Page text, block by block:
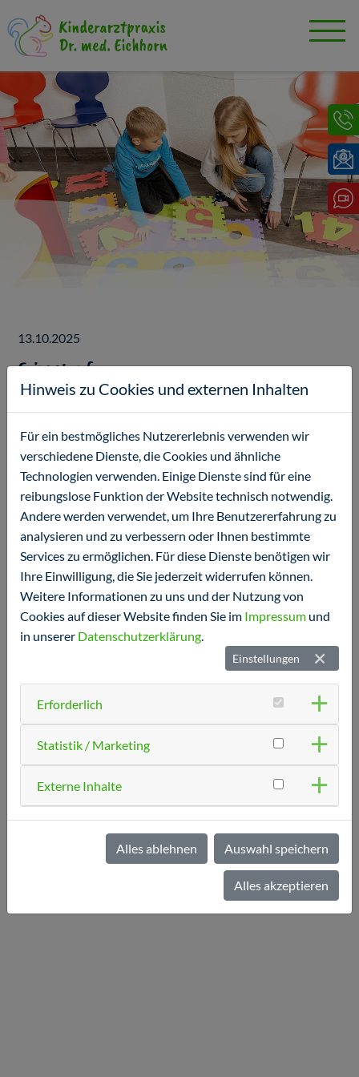
13.10.2025
Grippeimpfung
Jetzt an die Grippeimpfung denken!
der neue Influenza Impfstoff für die Saison 2025/2026 ist
jetzt verfügbar! Für einen Termin können Sie sich gerne per
App, Telefon oder über unser
Kontaktformularbei uns
melden. Bitte beachten Sie auch unsere Impfsprechstunde
am Donnerstag Nachmittag oder Mittwoch Vormittag!
Ihr Praxisteam
Hinweis zu Cookies und externen Inhalten
Für ein bestmögliches Nutzererlebnis verwenden wir
verschiedene Dienste, die Cookies und ähnliche
Technologien verwenden. Einige Dienste sind für eine
reibungslose Funktion der Website technisch notwendig.
Andere werden verwendet, um Ihre Benutzererfahrung zu
analysieren und zu verbessern oder Ihnen bestimmte
Services zu ermöglichen. Für diese Dienste benötigen wir
Ihre Einwilligung, die Sie jederzeit widerrufen können.
Weitere Informationen zu uns und der Nutzung von
Cookies auf dieser Website finden Sie im Impressum und
in unserer Datenschutzerklärung
Einstellungen
Erforderlich
Statistik / Marketing
Externe Inhalte
Alles ablehnen Auswahl speichern
Alles akzeptieren